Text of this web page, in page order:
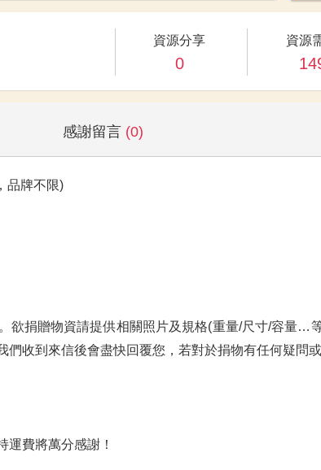
資源分享
0
資源
感謝留言 (0)
品牌不限)
欲捐贈物資請提供相關照片及規格(重量/尺寸/容量…
收到來信後會盡快回覆您，若對於捐物有任何疑問
費將萬分感謝！